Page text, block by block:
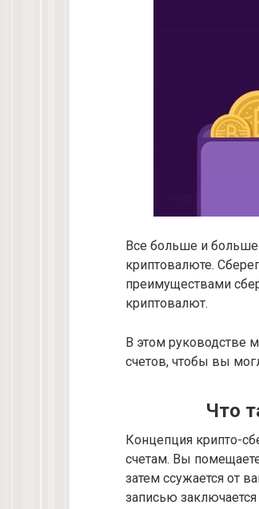
Все больше и больше
криптовалюте.
преимуществами
криптовалют.
В этом руководстве
счетов, чтобы вы
Что
Концепция крипто-
счетам. Вы
затем ссужается от
записью